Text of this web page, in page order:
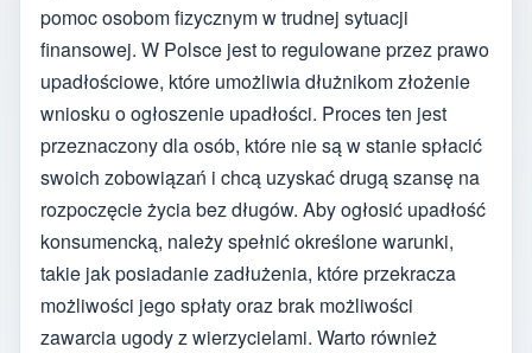
pomoc osobom fizycznym w trudnej sytuacji
finansowej. W Polsce jest to regulowane przez prawo
upadłościowe, które umożliwia dłużnikom złożenie
wniosku o ogłoszenie upadłości. Proces ten jest
przeznaczony dla osób, które nie są w stanie spłacić
swoich zobowiązań i chcą uzyskać drugą szansę na
rozpoczęcie życia bez długów. Aby ogłosić upadłość
konsumencką, należy spełnić określone warunki,
takie jak posiadanie zadłużenia, które przekracza
możliwości jego spłaty oraz brak możliwości
zawarcia ugody z wierzycielami. Warto również